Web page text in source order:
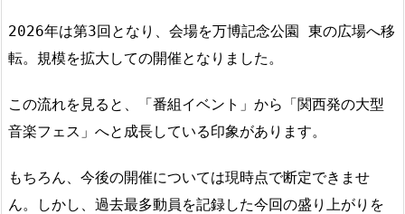
2026年は第3回となり、会場を万博記念公園 東の広場へ移
転。規模を拡大しての開催となりました。
この流れを見ると、「番組イベント」から「関西発の大型
音楽フェス」へと成長している印象があります。
もちろん、今後の開催については現時点で断定できませ
ん。しかし、過去最多動員を記録した今回の盛り上がりを